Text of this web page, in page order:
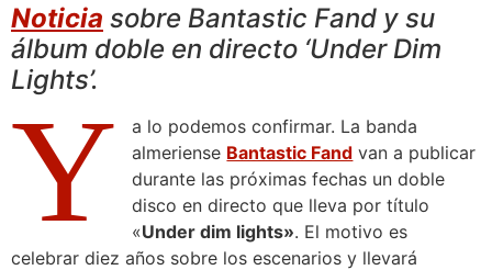
Noticia sobre Bantastic Fand y su
álbum doble en directo ‘Under Dim
Lights’.
Y
a lo podemos confirmar. La banda
almeriense Bantastic Fand van a publicar
durante las próximas fechas un doble
disco en directo que lleva por título
«Under dim lights». El motivo es
celebrar diez años sobre los escenarios y llevará